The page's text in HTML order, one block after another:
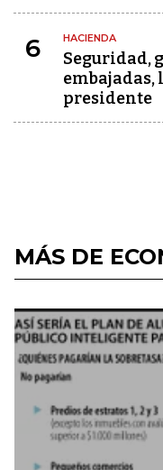
6 HACIENDA
Seguridad,
embajadas,
presidente
MÁS DE